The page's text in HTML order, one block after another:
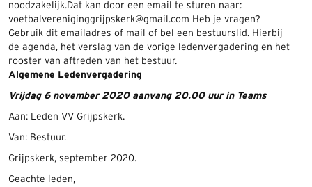
noodzakelijk.Dat kan door een email te sturen naar:
voetbalvereniginggrijpskerk@gmail.com Heb je vragen?
Gebruik dit emailadres of mail of bel een bestuurslid. Hierbij
de agenda, het verslag van de vorige ledenvergadering en het
rooster van aftreden van het bestuur.
Algemene Ledenvergadering
Vrijdag 6 november 2020 aanvang 20.00 uur in Teams
Aan: Leden VV Grijpskerk.
Van: Bestuur.
Grijpskerk, september 2020.
Geachte leden,